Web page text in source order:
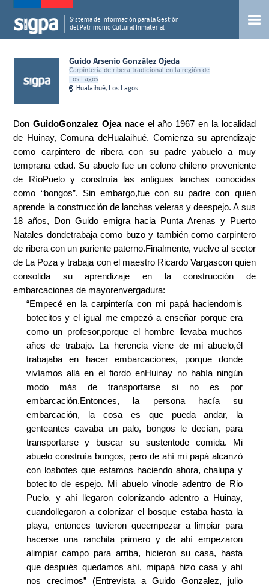
Sistema de Información para la Gestión
del Patrimonio Cultural Inmaterial
Guido Arsenio González Ojeda
Carpintería de ribera tradicional en la región de
Los Lagos
Hualaihué, Los Lagos
DonGuidoGonzalez Ojeanace el año 1967 en la localidad
de Huinay, Comuna deHualaihué. Comienza su aprendizaje
como carpintero de ribera con su padre yabuelo a muy
temprana edad. Su abuelo fue un colono chileno proveniente
de RíoPuelo y construía las antiguas lanchas conocidas
como “bongos”. Sin embargo,fue con su padre con quien
aprende la construcción de lanchas veleras y deespejo. A sus
18 años, Don Guido emigra hacia Punta Arenas y Puerto
Natales dondetrabaja como buzo y también como carpintero
de ribera con un pariente paterno.Finalmente, vuelve al sector
de La Poza y trabaja con el maestro Ricardo Vargascon quien
consolida su aprendizaje en la construcción de
embarcaciones de mayorenvergadura:
“Empecé en la carpintería con mi papá haciendomis
botecitos y el igual me empezó a enseñar porque era
como un profesor,porque el hombre llevaba muchos
años de trabajo. La herencia viene de mi abuelo,él
trabajaba en hacer embarcaciones, porque donde
vivíamos allá en el fiordo enHuinay no había ningún
modo más de transportarse si no es por
embarcación.Entonces, la persona hacía su
embarcación, la cosa es que pueda andar, la
genteantes cavaba un palo, bongos le decían, para
transportarse y buscar su sustentode comida. Mi
abuelo construía bongos, pero de ahí mi papá alcanzó
con losbotes que estamos haciendo ahora, chalupa y
botecito de espejo. Mi abuelo vinode adentro de Rio
Puelo, y ahí llegaron colonizando adentro a Huinay,
cuandollegaron a colonizar el bosque estaba hasta la
playa, entonces tuvieron queempezar a limpiar para
hacerse una ranchita primero y de ahí empezaron
alimpiar campo para arriba, hicieron su casa, hasta
que después quedamos ahí, mipapá hizo casa y ahí
nos crecimos” (Entrevista a Guido Gonzalez, julio